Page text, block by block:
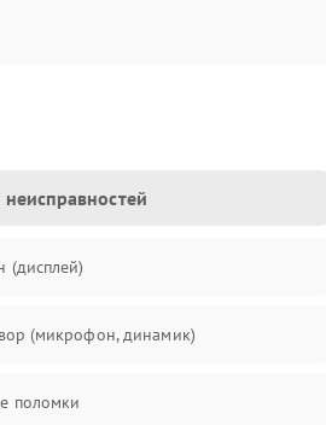
(дисплей)
(микрофон, динамик)
поломки